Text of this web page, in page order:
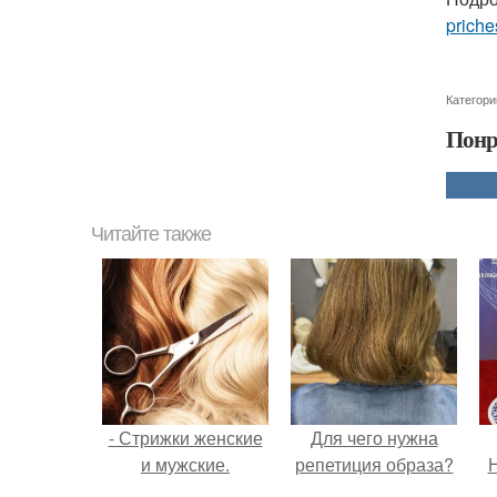
Читайте также
- Стрижки женские
и мужские.
Для чего нужна
репетиция образа?